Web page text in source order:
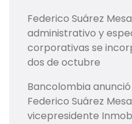
Federico Suárez
administrativo y
corporativas se
dos de octubre
Bancolombia
Federico Suárez
vicepresidente